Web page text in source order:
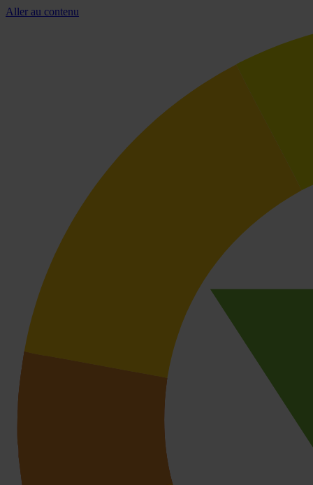
Aller au contenu